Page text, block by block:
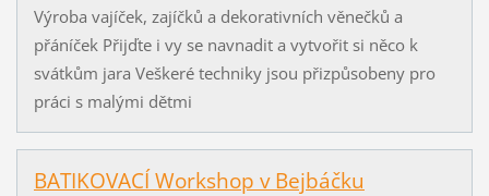
Výroba vajíček, zajíčků a dekorativních věnečků a
přáníček Přijďte i vy se navnadit a vytvořit si něco k
svátkům jara Veškeré techniky jsou přizpůsobeny pro
práci s malými dětmi
BATIKOVACÍ Workshop v Bejbáčku